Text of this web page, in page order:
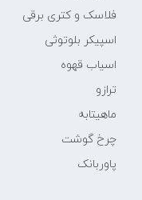
فلاسک و کتری برقی
اسپیکر بلوتوثی
اسیاب قهوه
ترازو
ماهیتابه
چرخ گوشت
پاوربانک